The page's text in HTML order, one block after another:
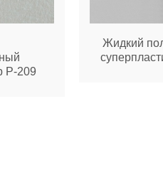
Р-209
Жидкий